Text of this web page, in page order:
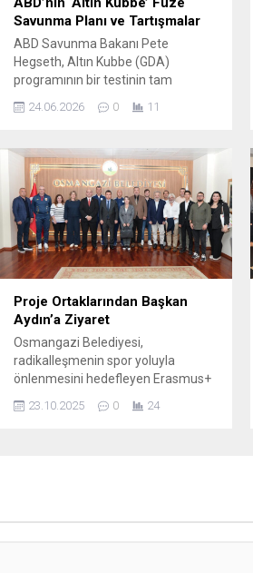
Savunma Planı ve Tartışmalar
ABD Savunma Bakanı Pete
Hegseth, Altın Kubbe (GDA)
programının bir testinin tam
deneye şahit olmaktan onur
yönlendirilmiş enerji teknolojileri ve
Dinamik Savunma Otonom
Bertaraf (DDAD) sistemi, otonom
biçimde çok sayıda tehdidi algıladı,
hedefledi ve etkisiz hale getirdi.
Geliştirilen sistemin, belirlenen
takvime uygun...
24.06.2026 0 11
Proje Ortaklarından Başkan
Aydın’a Ziyaret
Osmangazi Belediyesi,
radikalleşmenin spor yoluyla
önlenmesini hedefleyen Erasmus+
“Stop Radicalization” projesine lokal
hakkında bilgiler verdi. Kültür Eğitim
23.10.2025 0 24